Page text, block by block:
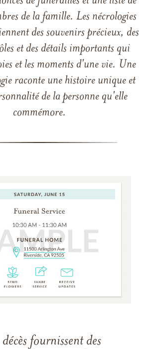
de la famille. Les nécrologies
des souvenirs précieux, des
et des détails importants qui
et les moments d'une vie. Une
raconte une histoire unique et
de la personne qu'elle
commémore.
fournissent des